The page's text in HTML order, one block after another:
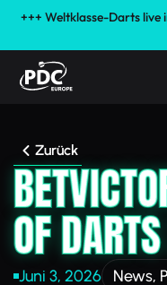
+++ Weltklasse-Darts live
Zurück
OF
Juni 3, 2026 News,